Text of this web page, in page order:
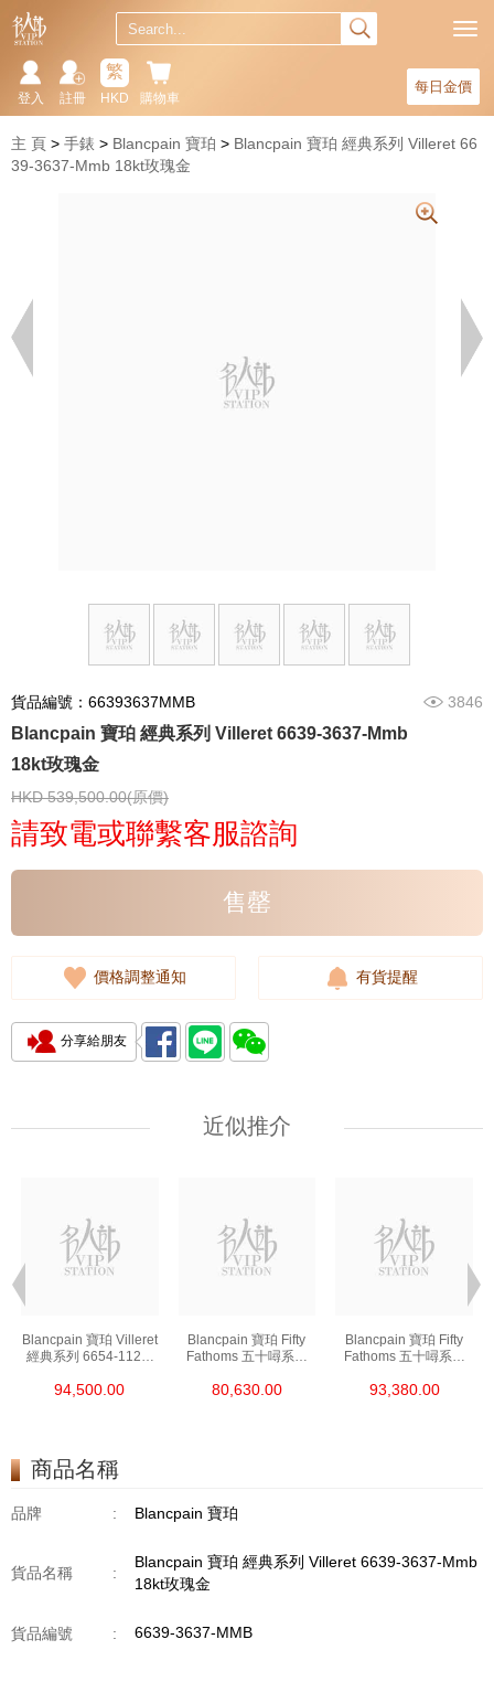
每日金價
購物車
繁
HKD
註冊
登入
主 頁 手錶 Blancpain 寶珀
Blancpain 寶珀 經典系列 Villeret 66
39-3637-Mmb 18kt玫瑰金
貨品編號：66393637MMB 3846
Blancpain 寶珀 經典系列 Villeret 6639-3637-Mmb
18kt玫瑰金
HKD 539,500.00(原價)
請致電或聯繫客服諮詢
售罄
價格調整通知 有貨提醒
分享給朋友
近似推介
Blancpain 寶珀 Villeret
經典系列 6654-1127-
94,500.00
Blancpain 寶珀 Fifty
Fathoms 五十噚系列
80,630.00
Blancpain 寶珀 Fifty
Fathoms 五十噚系列
93,380.00
商品名稱
品牌 : Blancpain 寶珀
貨品名稱 :
Blancpain 寶珀 經典系列 Villeret 6639-3637-Mmb
18kt玫瑰金
貨品編號 : 6639-3637-MMB